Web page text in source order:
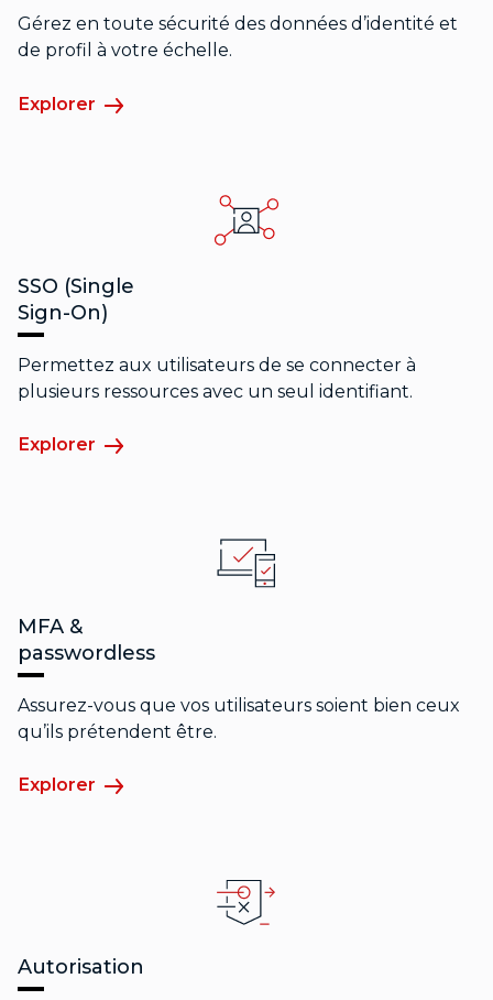
Gérez en toute sécurité des données d’identité et
de profil à votre échelle.
Explorer
SSO (Single
Sign-On)
Permettez aux utilisateurs de se connecter à
plusieurs ressources avec un seul identifiant.
Explorer
MFA &
passwordless
Assurez-vous que vos utilisateurs soient bien ceux
qu’ils prétendent être.
Explorer
Autorisation